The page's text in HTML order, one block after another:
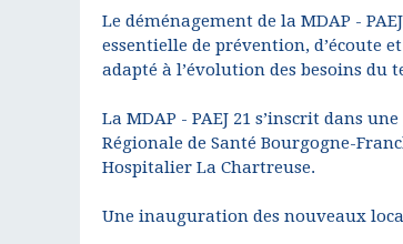
Le déménagement de la MDAP -
essentielle de prévention, d’écoute
adapté à l’évolution des besoins du
La MDAP - PAEJ 21 s’inscrit dans
Régionale de Santé Bourgogne-
Hospitalier La Chartreuse.
Une inauguration des nouveaux